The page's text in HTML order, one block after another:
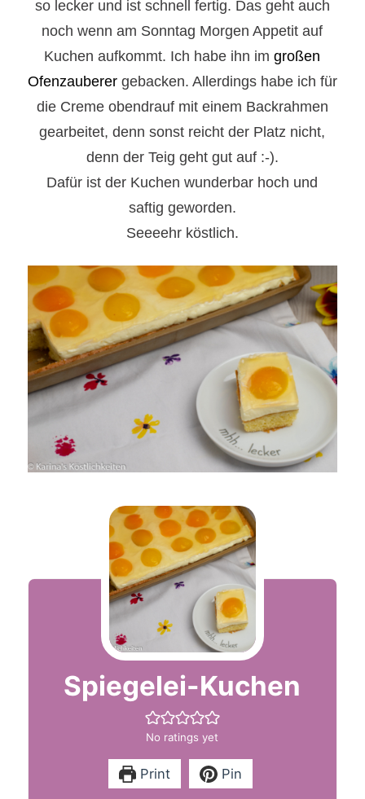
so lecker und ist schnell fertig. Das geht auch
noch wenn am Sonntag Morgen Appetit auf
Kuchen aufkommt. Ich habe ihn imgroßen
Ofenzauberergebacken. Allerdings habe ich für
die Creme obendrauf mit einem Backrahmen
gearbeitet, denn sonst reicht der Platz nicht,
denn der Teig geht gut auf :-).
Dafür ist der Kuchen wunderbar hoch und
saftig geworden.
Seeeehr köstlich.
Spiegelei-Kuchen
No ratings yet
Print Pin